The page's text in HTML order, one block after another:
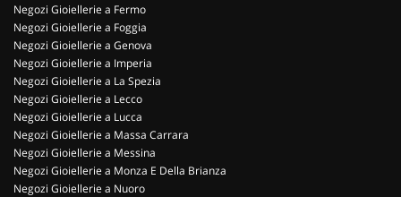
Negozi Gioiellerie a Fermo
Negozi Gioiellerie a Foggia
Negozi Gioiellerie a Genova
Negozi Gioiellerie a Imperia
Negozi Gioiellerie a La Spezia
Negozi Gioiellerie a Lecco
Negozi Gioiellerie a Lucca
Negozi Gioiellerie a Massa Carrara
Negozi Gioiellerie a Messina
Negozi Gioiellerie a Monza E Della Brianza
Negozi Gioiellerie a Nuoro